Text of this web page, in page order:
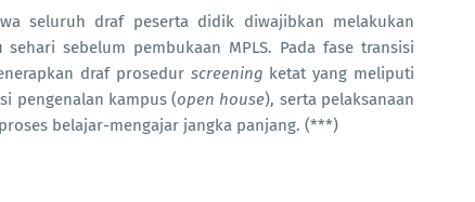
seluruh draf peserta didik diwajibkan melakukan
sehari sebelum pembukaan MPLS. Pada fase transisi
draf prosedur screening ketat yang meliputi
pengenalan kampus (open house), serta pelaksanaan
belajar-mengajar jangka panjang. (***)